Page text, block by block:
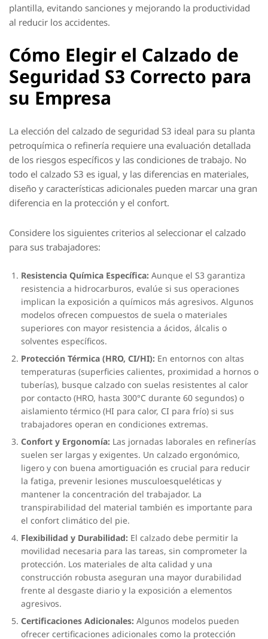
plantilla, evitando sanciones y mejorando la productividad
al reducir los accidentes.
Cómo Elegir el Calzado de
Seguridad S3 Correcto para
su Empresa
La elección del calzado de seguridad S3 ideal para su planta
petroquímica o refinería requiere una evaluación detallada
de los riesgos específicos y las condiciones de trabajo. No
todo el calzado S3 es igual, y las diferencias en materiales,
diseño y características adicionales pueden marcar una gran
diferencia en la protección y el confort.
Considere los siguientes criterios al seleccionar el calzado
para sus trabajadores:
Resistencia Química Específica: Aunque el S3 garantiza
resistencia a hidrocarburos, evalúe si sus operaciones
implican la exposición a químicos más agresivos. Algunos
modelos ofrecen compuestos de suela o materiales
superiores con mayor resistencia a ácidos, álcalis o
solventes específicos.
Protección Térmica (HRO, CI/HI): En entornos con altas
temperaturas (superficies calientes, proximidad a hornos o
tuberías), busque calzado con suelas resistentes al calor
por contacto (HRO, hasta 300°C durante 60 segundos) o
aislamiento térmico (HI para calor, CI para frío) si sus
trabajadores operan en condiciones extremas.
Confort y Ergonomía: Las jornadas laborales en refinerías
suelen ser largas y exigentes. Un calzado ergonómico,
ligero y con buena amortiguación es crucial para reducir
la fatiga, prevenir lesiones musculoesqueléticas y
mantener la concentración del trabajador. La
transpirabilidad del material también es importante para
el confort climático del pie.
Flexibilidad y Durabilidad: El calzado debe permitir la
movilidad necesaria para las tareas, sin comprometer la
protección. Los materiales de alta calidad y una
construcción robusta aseguran una mayor durabilidad
frente al desgaste diario y la exposición a elementos
agresivos.
Certificaciones Adicionales: Algunos modelos pueden
ofrecer certificaciones adicionales como la protección